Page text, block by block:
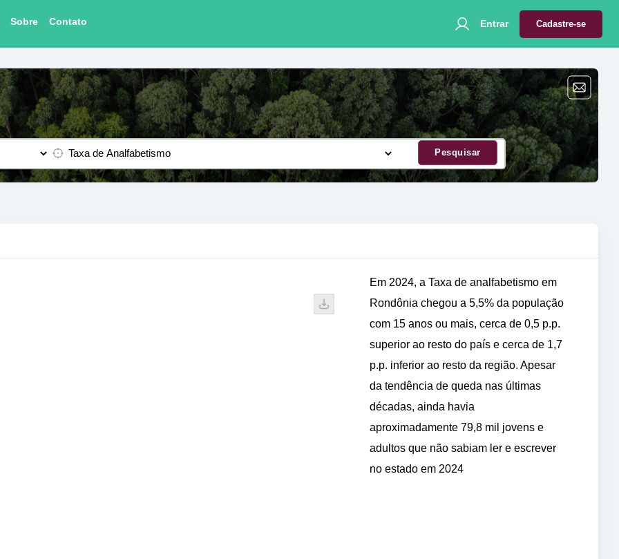
Sobre Contato Entrar Cadastre-se
Pesquisar
Em 2024, a Taxa de analfabetismo em
Rondônia chegou a 5,5% da população
com 15 anos ou mais, cerca de 0,5 p.p.
superior ao resto do país e cerca de 1,7
p.p. inferior ao resto da região. Apesar
da tendência de queda nas últimas
décadas, ainda havia
aproximadamente 79,8 mil jovens e
adultos que não sabiam ler e escrever
no estado em 2024